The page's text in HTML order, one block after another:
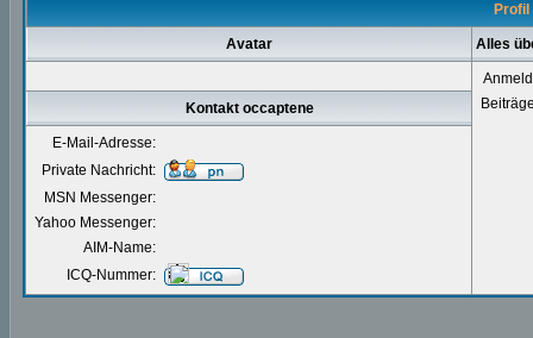
Avatar Alles
Kontakt occaptene
E-Mail-Adresse:
Private Nachricht:
MSN Messenger:
Yahoo Messenger:
AIM-Name:
ICQ-Nummer: